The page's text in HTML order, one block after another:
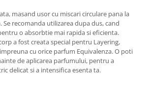
masand usor cu miscari circulare pana la
recomanda utilizarea dupa dus, cand
o absorbtie mai rapida si eficienta.
a fost creata special pentru Layering,
cu orice parfum Equivalenza. O poti
de aplicarea parfumului, pentru a
delicat si a intensifica esenta ta.